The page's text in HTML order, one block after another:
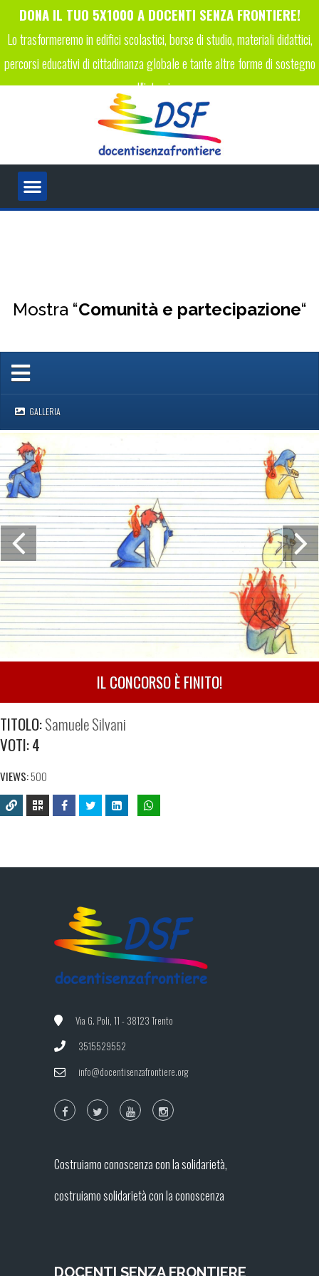
DONA IL TUO 5X1000 A DOCENTI SENZA FRONTIERE!
Lo trasformeremo in edifici scolastici, borse di studio, materiali didattici,
percorsi educativi di cittadinanza globale e tante altre forme di sostegno
all'istruzione.
INSERISCI IL CODICE FISCALE 96089450223 NELLA TUA
DICHIARAZIONE DEI REDDITI!
Mostra “Comunità e partecipazione“
GALLERIA
IL CONCORSO È FINITO!
TITOLO:Samuele Silvani
VOTI:4
VIEWS:500
Via G. Poli, 11 - 38123 Trento
3515529552
info@docentisenzafrontiere.org
Costruiamo conoscenza con la solidarietà,
costruiamo solidarietà con la conoscenza
DOCENTI SENZA FRONTIERE